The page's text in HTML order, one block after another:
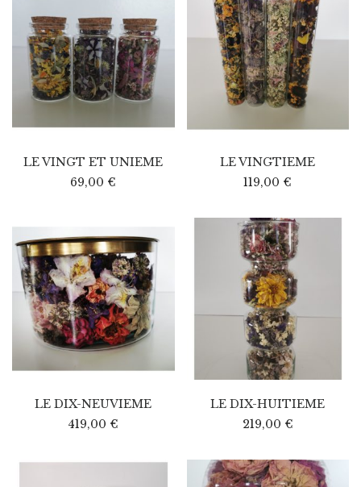
LE VINGT ET UNIEME
69,00 €
LE VINGTIEME
119,00 €
LE DIX-NEUVIEME
419,00 €
LE DIX-HUITIEME
219,00 €